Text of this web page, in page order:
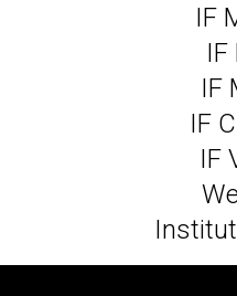
IF
IF
IF
IF
IF